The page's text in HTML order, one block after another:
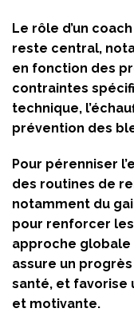
Le rôle d’un
reste central,
en fonction des
contraintes
technique,
prévention des
Pour pérenniser
des routines de
notamment du
pour renforcer
approche
assure un
santé, et favorise
et motivante.